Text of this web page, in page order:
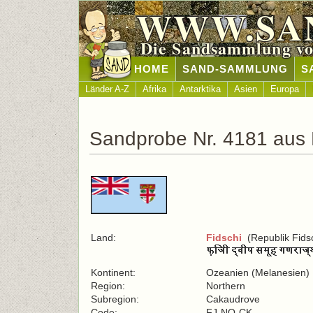
Die Sandsammlung
HOME SAND-SAMMLUNG
Länder A-Z Afrika Antarktika Asien Europa
Sandprobe Nr. 4181 aus
Land: Fidschi (Republik
Kontinent:
Ozeanien (Melanesien)
Region:
Northern
Subregion:
Cakaudrove